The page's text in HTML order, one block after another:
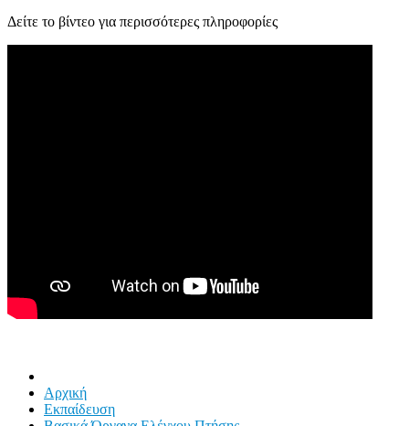
Δείτε το βίντεο για περισσότερες πληροφορίες
Αρχική
Εκπαίδευση